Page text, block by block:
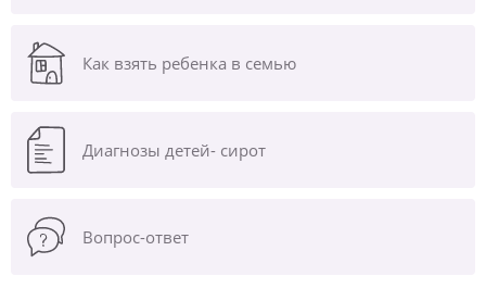
Как взять ребенка в семью
Диагнозы детей- сирот
Вопрос-ответ